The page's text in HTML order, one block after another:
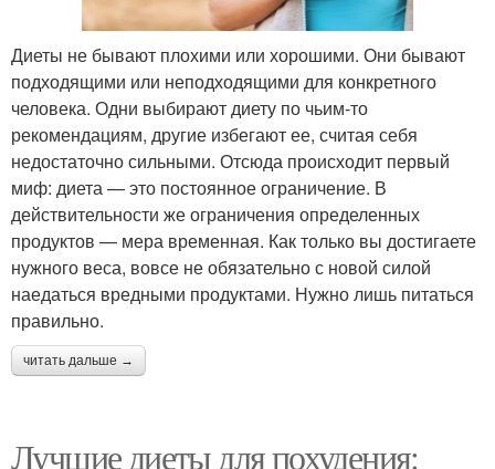
Диеты не бывают плохими или хорошими. Они бывают
подходящими или неподходящими для конкретного
человека. Одни выбирают диету по чьим-то
рекомендациям, другие избегают ее, считая себя
недостаточно сильными. Отсюда происходит первый
миф: диета — это постоянное ограничение. В
действительности же ограничения определенных
продуктов — мера временная. Как только вы достигаете
нужного веса, вовсе не обязательно с новой силой
наедаться вредными продуктами. Нужно лишь питаться
правильно.
читать дальше →
Лучшие диеты для похудения: